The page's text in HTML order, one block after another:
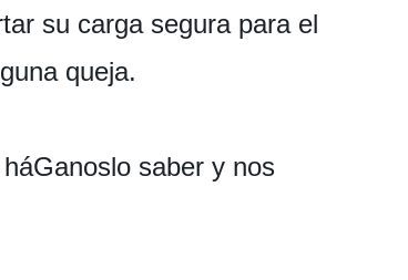
su carga segura para el
queja.
saber y nos